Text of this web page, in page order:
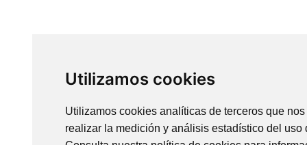
Utilizamos cookies
Utilizamos cookies analíticas de terceros que
realizar la medición y análisis estadístico del uso